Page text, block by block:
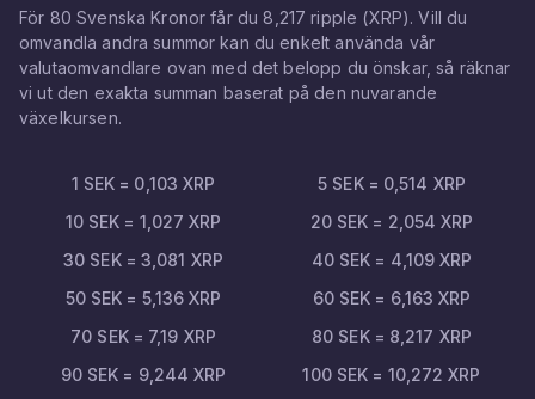
För 80 Svenska Kronor får du 8,217 ripple (XRP). Vill du
omvandla andra summor kan du enkelt använda vår
valutaomvandlare ovan med det belopp du önskar, så räknar
vi ut den exakta summan baserat på den nuvarande
växelkursen.
1 SEK = 0,103 XRP 5 SEK= 0,514 XRP
10 SEK = 1,027 XRP 20 SEK = 2,054 XRP
30 SEK= 3,081 XRP 40 SEK = 4,109 XRP
50 SEK = 5,136 XRP 60 SEK = 6,163 XRP
70 SEK= 7,19 XRP 80 SEK= 8,217 XRP
90 SEK = 9,244 XRP 100 SEK = 10,272 XRP